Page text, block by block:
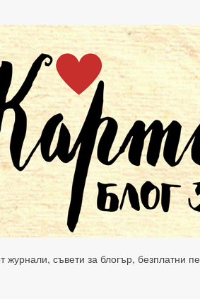
журнали, съвети за блогър, безплатни